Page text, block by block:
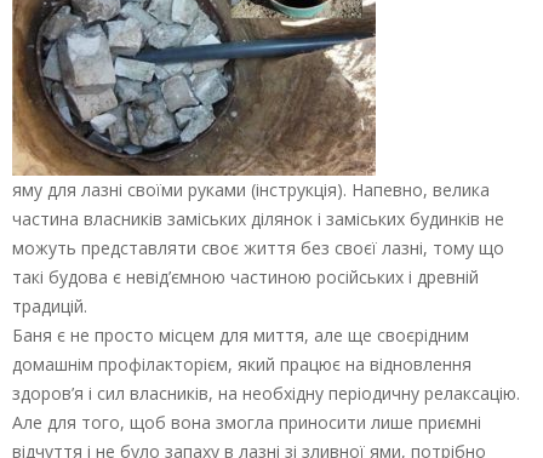
яму для лазні своїми руками (інструкція). Напевно, велика
частина власників заміських ділянок і заміських будинків не
можуть представляти своє життя без своєї лазні, тому що
такі будова є невід’ємною частиною російських і древній
традицій.
Баня є не просто місцем для миття, але ще своєрідним
домашнім профілакторієм, який працює на відновлення
здоров’я і сил власників, на необхідну періодичну релаксацію.
Але для того, щоб вона змогла приносити лише приємні
відчуття і не було запаху в лазні зі зливної ями, потрібно